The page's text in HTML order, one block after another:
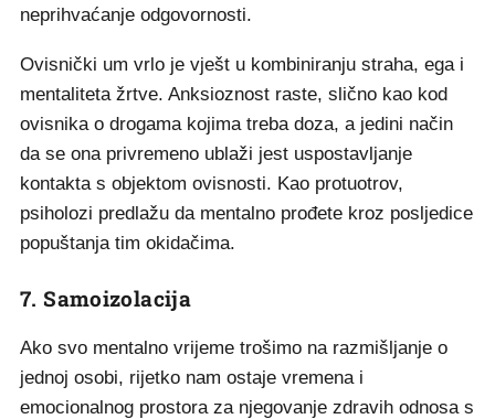
neprihvaćanje odgovornosti.
Ovisnički um vrlo je vješt u kombiniranju straha, ega i
mentaliteta žrtve. Anksioznost raste, slično kao kod
ovisnika o drogama kojima treba doza, a jedini način
da se ona privremeno ublaži jest uspostavljanje
kontakta s objektom ovisnosti. Kao protuotrov,
psiholozi predlažu da mentalno prođete kroz posljedice
popuštanja tim okidačima.
7. Samoizolacija
Ako svo mentalno vrijeme trošimo na razmišljanje o
jednoj osobi, rijetko nam ostaje vremena i
emocionalnog prostora za njegovanje zdravih odnosa s